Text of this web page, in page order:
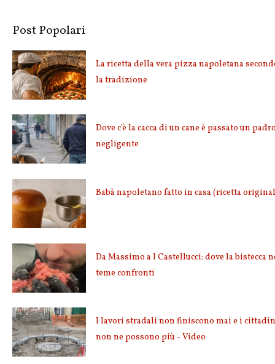
Post Popolari
La ricetta della vera pizza napoletana
la tradizione
Dove c'è la cacca di un cane è passato un
negligente
Babà napoletano fatto in casa (ricetta
Da Massimo a I Castellucci: dove la bistecca
teme confronti
I lavori stradali non finiscono mai e i
non ne possono più - Video